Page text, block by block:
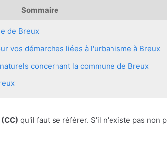
Sommaire
de Breux
vos démarches liées à l'urbanisme à Breux
concernant la commune de Breux
qu'il faut se référer. S'il n'existe pas non